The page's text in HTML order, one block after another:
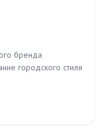
бренда
городского стиля